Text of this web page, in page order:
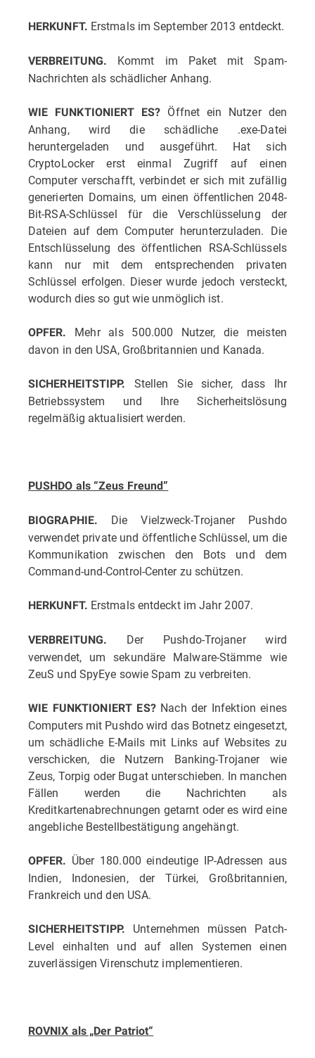
HERKUNFT. Erstmals im September 2013 entdeckt.
VERBREITUNG.
Kommt im Paket mit Spam-
Nachrichten als schädlicher Anhang.
WIE FUNKTIONIERT ES? Öffnet ein Nutzer den
Anhang, wird die schädliche .exe-Datei
heruntergeladen und ausgeführt. Hat sich
CryptoLocker erst einmal Zugriff auf einen
Computer verschafft, verbindet er sich mit zufällig
generierten Domains, um einen öffentlichen 2048-
Bit-RSA-Schlüssel für die Verschlüsselung der
Dateien auf dem Computer herunterzuladen. Die
Entschlüsselung des öffentlichen RSA-Schlüssels
kann nur mit dem entsprechenden privaten
Schlüssel erfolgen. Dieser wurde jedoch versteckt,
wodurch dies so gut wie unmöglich ist.
OPFER.
Mehr als 500.000 Nutzer, die meisten
davon in den USA, Großbritannien und Kanada.
SICHERHEITSTIPP.
Stellen Sie sicher, dass Ihr
Betriebssystem und Ihre Sicherheitslösung
regelmäßig aktualisiert werden.
PUSHDO als “Zeus Freund”
BIOGRAPHIE.
Die Vielzweck-Trojaner Pushdo
verwendet private und öffentliche Schlüssel, um die
Kommunikation zwischen den Bots und dem
Command-und-Control-Center zu schützen.
HERKUNFT. Erstmals entdeckt im Jahr 2007.
VERBREITUNG.
Der Pushdo-Trojaner wird
verwendet, um sekundäre Malware-Stämme wie
ZeuS und SpyEye sowie Spam zu verbreiten.
WIE FUNKTIONIERT ES?Nach der Infektion eines
Computers mit Pushdo wird das Botnetz eingesetzt,
um schädliche E-Mails mit Links auf Websites zu
verschicken, die Nutzern Banking-Trojaner wie
Zeus, Torpig oder Bugat unterschieben. In manchen
Fällen werden die Nachrichten als
Kreditkartenabrechnungen getarnt oder es wird eine
angebliche Bestellbestätigung angehängt.
OPFER. Über 180.000 eindeutige IP-Adressen aus
Indien, Indonesien, der Türkei, Großbritannien,
Frankreich und den USA.
SICHERHEITSTIPP.
Unternehmen müssen Patch-
Level einhalten und auf allen Systemen einen
zuverlässigen Virenschutz implementieren.
ROVNIX als „Der Patriot“